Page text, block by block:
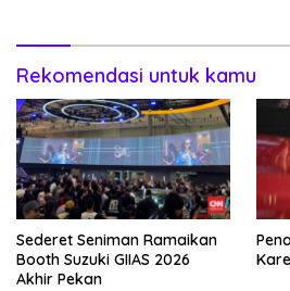
Rekomendasi untuk kamu
Sederet Seniman Ramaikan
Booth Suzuki GIIAS 2026
Akhir Pekan